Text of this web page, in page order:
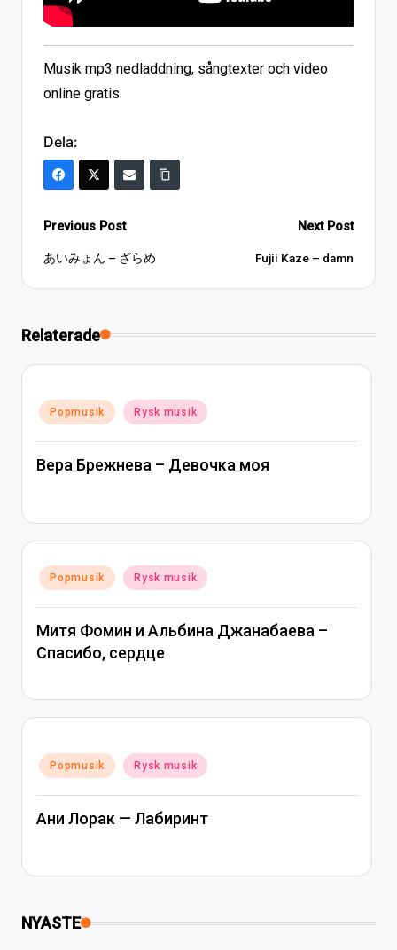
Musik mp3 nedladdning, sångtexter och video
online gratis
Dela:
Post
navigation
Previous Post
あいみょん – ざらめ
Next Post
Fujii Kaze – damn
Relaterade
Posted
in
Popmusik Rysk musik
Вера Брежнева – Девочка моя
Posted
in
Popmusik Rysk musik
Митя Фомин и Альбина Джанабаева –
Спасибо, сердце
Posted
in
Popmusik Rysk musik
Ани Лорак — Лабиринт
NYASTE